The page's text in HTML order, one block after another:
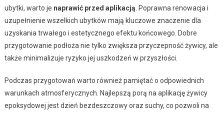
ubytki, warto je naprawić przed aplikacją . Poprawna renowacja i
uzupełnienie wszelkich ubytków mają kluczowe znaczenie dla
uzyskania trwałego i estetycznego efektu końcowego. Dobre
przygotowanie podłoża nie tylko zwiększa przyczepność żywicy, ale
także minimalizuje ryzyko jej uszkodzeń w przyszłości.
Podczas przygotowań warto również pamiętać o odpowiednich
warunkach atmosferycznych. Najlepszą porą na aplikację żywicy
epoksydowej jest dzień bezdeszczowy oraz suchy, co pozwoli na